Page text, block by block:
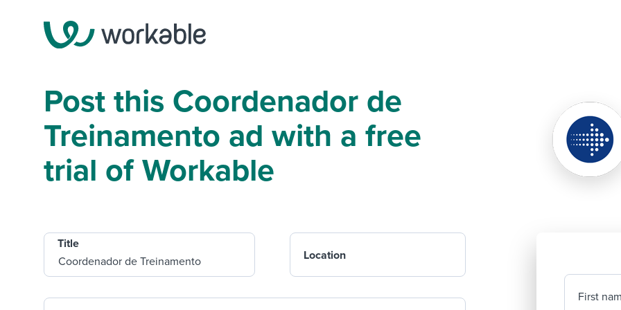
Post this Coordenador de
Treinamento ad with a free
trial of Workable
Title
Location
First